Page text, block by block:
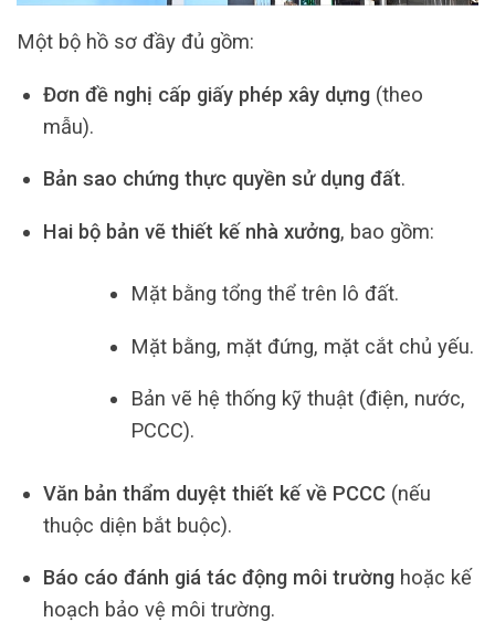
Một bộ hồ sơ đầy đủ gồm:
Đơn đề nghị cấp giấy phép xây dựng(theo
mẫu).
Bản sao chứng thực quyền sử dụng đất.
Hai bộ bản vẽ thiết kế nhà xưởng, bao gồm:
Mặt bằng tổng thể trên lô đất.
Mặt bằng, mặt đứng, mặt cắt chủ yếu.
Bản vẽ hệ thống kỹ thuật (điện, nước,
PCCC).
Văn bản thẩm duyệt thiết kế về PCCC(nếu
thuộc diện bắt buộc).
Báo cáo đánh giá tác động môi trườnghoặc kế
hoạch bảo vệ môi trường.